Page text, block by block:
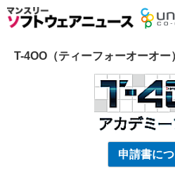
T-4OO（ティーフォーオーオ
申請書に